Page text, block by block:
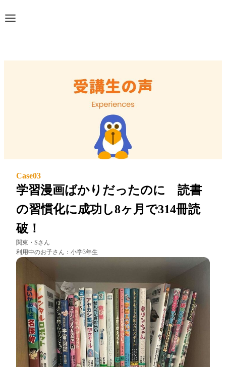
Case03
学習漫画ばかりだったのに 読書
の習慣化に成功し8ヶ月で314冊読
破！
関東・ Sさん
利用中のお子さん： 小学3年生